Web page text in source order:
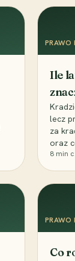
PRAWO
Ile
lecz
za
oraz
8 min
PRAWO
Co